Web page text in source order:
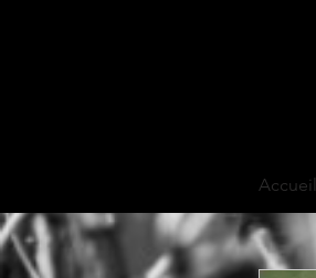
Accueil